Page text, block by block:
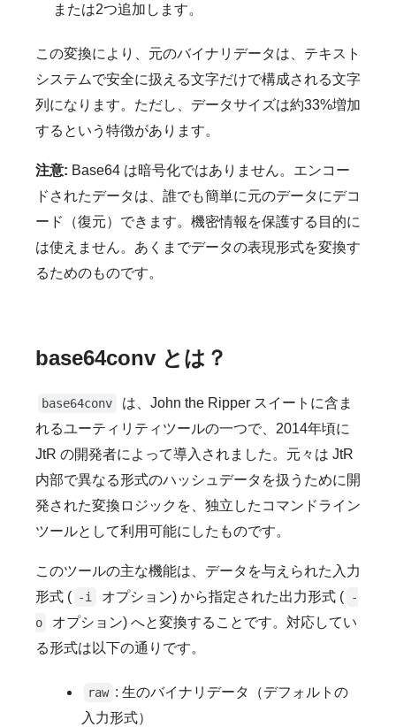
または2つ追加します。
この変換により、元のバイナリデータは、テキスト
システムで安全に扱える文字だけで構成される文字
列になります。ただし、データサイズは約33%増加
するという特徴があります。
注意: Base64 は暗号化ではありません。エンコー
ドされたデータは、誰でも簡単に元のデータにデコ
ード（復元）できます。機密情報を保護する目的に
は使えません。あくまでデータの表現形式を変換す
るためのものです。
base64conv とは？
base64conv
は、John the Ripper スイートに含ま
れるユーティリティツールの一つで、2014年頃に
JtR の開発者によって導入されました。元々は JtR
内部で異なる形式のハッシュデータを扱うために開
発された変換ロジックを、独立したコマンドライン
ツールとして利用可能にしたものです。
このツールの主な機能は、データを与えられた入力
形式 ( -i オプション) から指定された出力形式 (
-
o
オプション) へと変換することです。対応してい
る形式は以下の通りです。
raw : 生のバイナリデータ（デフォルトの
入力形式）